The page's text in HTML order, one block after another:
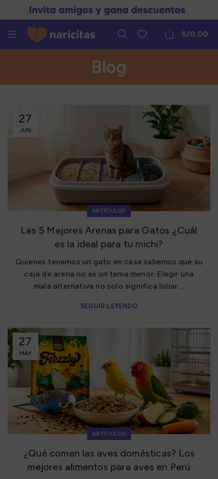
0 S/0.00
Blog
27
JUN
ARTÍCULOS
Las 5 Mejores Arenas para Gatos ¿Cuál
es la ideal para tu michi?
Quienes tenemos un gato en casa sabemos que su
caja de arena no es un tema menor. Elegir una
mala alternativa no solo significa lidiar ...
SEGUIR LEYENDO
27
MAY
ARTÍCULOS
¿Qué comen las aves domésticas? Los
mejores alimentos para aves en Perú